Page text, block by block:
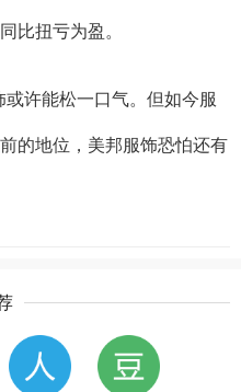
比扭亏为盈。
许能松一口气。但如今服
的地位，美邦服饰恐怕还有